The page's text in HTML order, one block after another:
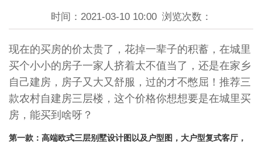
时间：2021-03-10 10:00 浏览次数：
现在的买房的价太贵了，花掉一辈子的积蓄，在城里
买个小小的房子一家人挤着太不值当了，还是在家乡
自己建房，房子又大又舒服，过的才不憋屈！推荐三
款农村自建房三层楼，这个价格你想想要是在城里买
房，能买到啥呀？
第一款：高端欧式三层别墅设计图以及户型图，大户型复式客厅，